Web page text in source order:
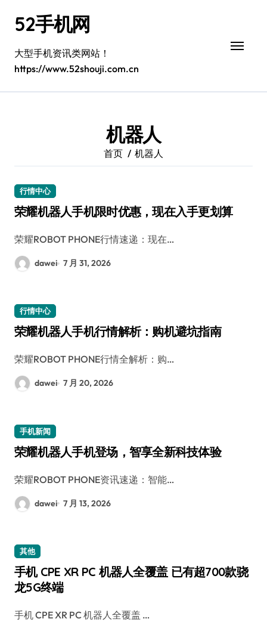
52手机网
大型手机资讯类网站！
https://www.52shouji.com.cn
机器人
首页 机器人
行情中心
荣耀机器人手机限时优惠，现在入手更划算
荣耀ROBOT PHONE行情速递：现在…
dawei 7 月 31, 2026
行情中心
荣耀机器人手机行情解析：购机避坑指南
荣耀ROBOT PHONE行情全解析：购…
dawei 7 月 20, 2026
手机新闻
荣耀机器人手机登场，智享全新科技体验
荣耀ROBOT PHONE资讯速递：智能…
dawei 7 月 13, 2026
其他
手机 CPE XR PC 机器人全覆盖 已有超700款骁
龙5G终端
手机 CPE XR PC 机器人全覆盖 …